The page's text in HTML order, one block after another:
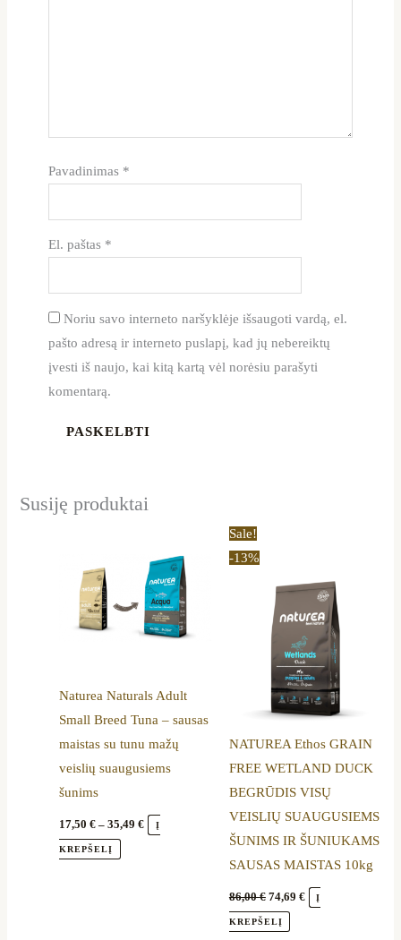
Pavadinimas *
El. paštas *
Noriu savo interneto naršyklėje išsaugoti vardą, el.
pašto adresą ir interneto puslapį, kad jų nebereiktų
įvesti iš naujo, kai kitą kartą vėl norėsiu parašyti
komentarą.
Susiję produktai
Naturea Naturals Adult
Small Breed Tuna – sausas
maistas su tunu mažų
veislių suaugusiems
šunims
17,50€ – 35,49€
17,50 €
through
35,49 €
Į
KREPŠELĮ
product
multiple
variants.
may
be
chosen
on
product
Sale!
-13%
NATUREA Ethos GRAIN
FREE WETLAND DUCK
BEGRŪDIS VISŲ
VEISLIŲ SUAUGUSIEMS
ŠUNIMS IR ŠUNIUKAMS
SAUSAS MAISTAS 10kg
86,00€ 74,69 € Į
KREPŠELĮ